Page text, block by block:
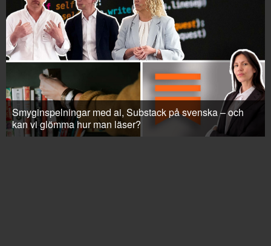
Smyginspelningar med ai, Substack på svenska – och
kan vi glömma hur man läser?